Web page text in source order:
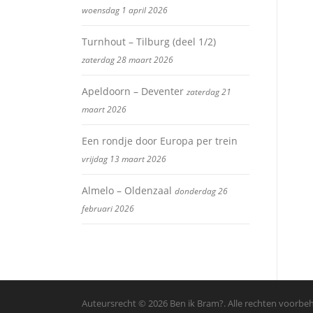
woensdag 1 april 2026
Turnhout – Tilburg (deel 1/2)
zaterdag 28 maart 2026
Apeldoorn – Deventer zaterdag 21
maart 2026
Een rondje door Europa per trein
vrijdag 13 maart 2026
Almelo – Oldenzaal donderdag 26
februari 2026
Auteursrecht © 2026 Ben ik Bram?. Alle rechten